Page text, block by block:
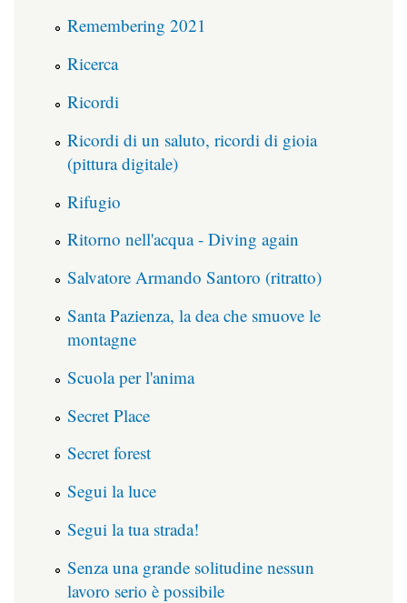
Remembering 2021
Ricerca
Ricordi
Ricordi di un saluto, ricordi di gioia
(pittura digitale)
Rifugio
Ritorno nell'acqua - Diving again
Salvatore Armando Santoro (ritratto)
Santa Pazienza, la dea che smuove le
montagne
Scuola per l'anima
Secret Place
Secret forest
Segui la luce
Segui la tua strada!
Senza una grande solitudine nessun
lavoro serio è possibile